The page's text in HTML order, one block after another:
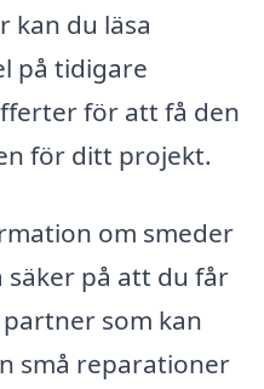
kan du läsa
på tidigare
för att få den
för ditt projekt.
om smeder
på att du får
som kan
små reparationer